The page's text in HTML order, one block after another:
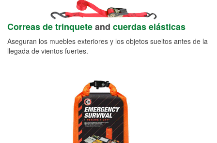
Correas de trinqueteand cuerdas elásticas
Aseguran los muebles exteriores y los objetos sueltos antes de la
llegada de vientos fuertes.